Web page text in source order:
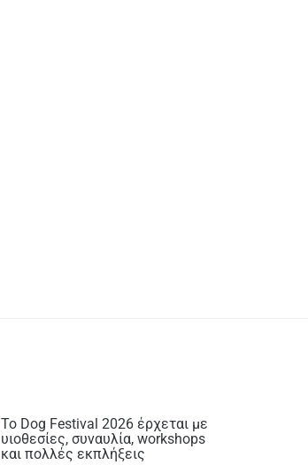
Το Dog Festival 2026 έρχεται με
υιοθεσίες, συναυλία, workshops
και πολλές εκπλήξεις